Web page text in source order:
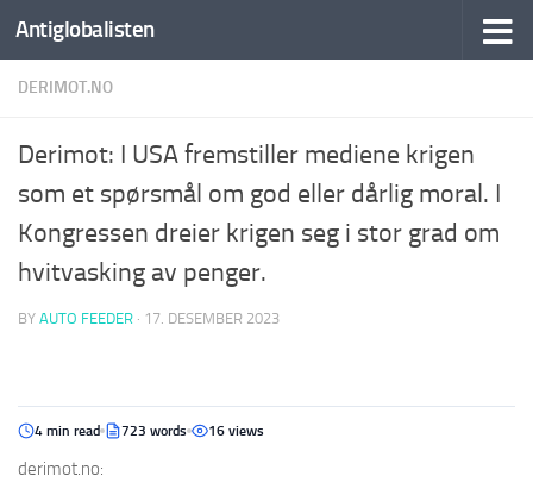
Antiglobalisten
DERIMOT.NO
Derimot: I USA fremstiller mediene krigen
som et spørsmål om god eller dårlig moral. I
Kongressen dreier krigen seg i stor grad om
hvitvasking av penger.
BY AUTO FEEDER · 17. DESEMBER 2023
4 min read 723 words 16 views
derimot.no: